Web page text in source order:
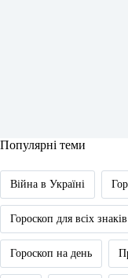
Популярні теми
Війна в Україні
Гороскоп для всіх
Гороскоп на день